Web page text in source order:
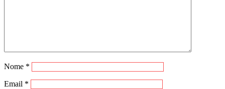
Nome *
Email *